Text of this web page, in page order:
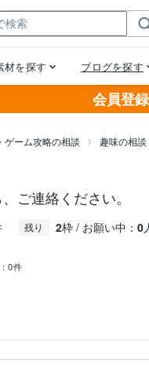
会員登
ゲーム攻略の相談 趣味の相談
ご連絡ください。
残り 2枠 / お願い中： 0
0件